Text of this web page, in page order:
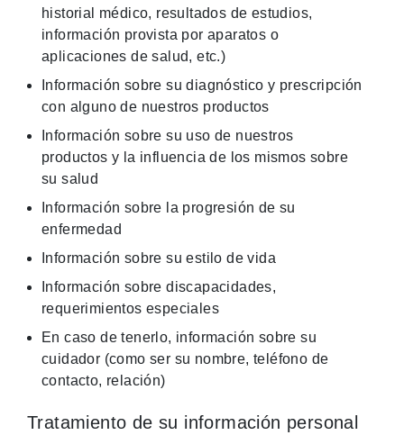
historial médico, resultados de estudios,
información provista por aparatos o
aplicaciones de salud, etc.)
Información sobre su diagnóstico y prescripción
con alguno de nuestros productos
Información sobre su uso de nuestros
productos y la influencia de los mismos sobre
su salud
Información sobre la progresión de su
enfermedad
Información sobre su estilo de vida
Información sobre discapacidades,
requerimientos especiales
En caso de tenerlo, información sobre su
cuidador (como ser su nombre, teléfono de
contacto, relación)
Tratamiento de su información personal